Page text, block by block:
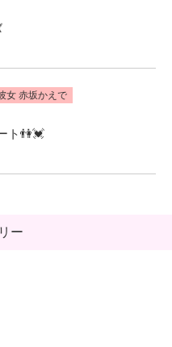
女 赤坂かえで
ト👫💓
ー